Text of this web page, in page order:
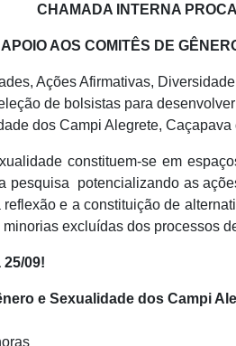
CHAMADA INTERNA
APOIO AOS COMITÊS DE
Ações Afirmativas,
de bolsistas para
dos Campi Alegrete,
constituem-se em
pesquisa potencializando as
e a constituição de
excluídas dos processos
09!
e Sexualidade dos Campi